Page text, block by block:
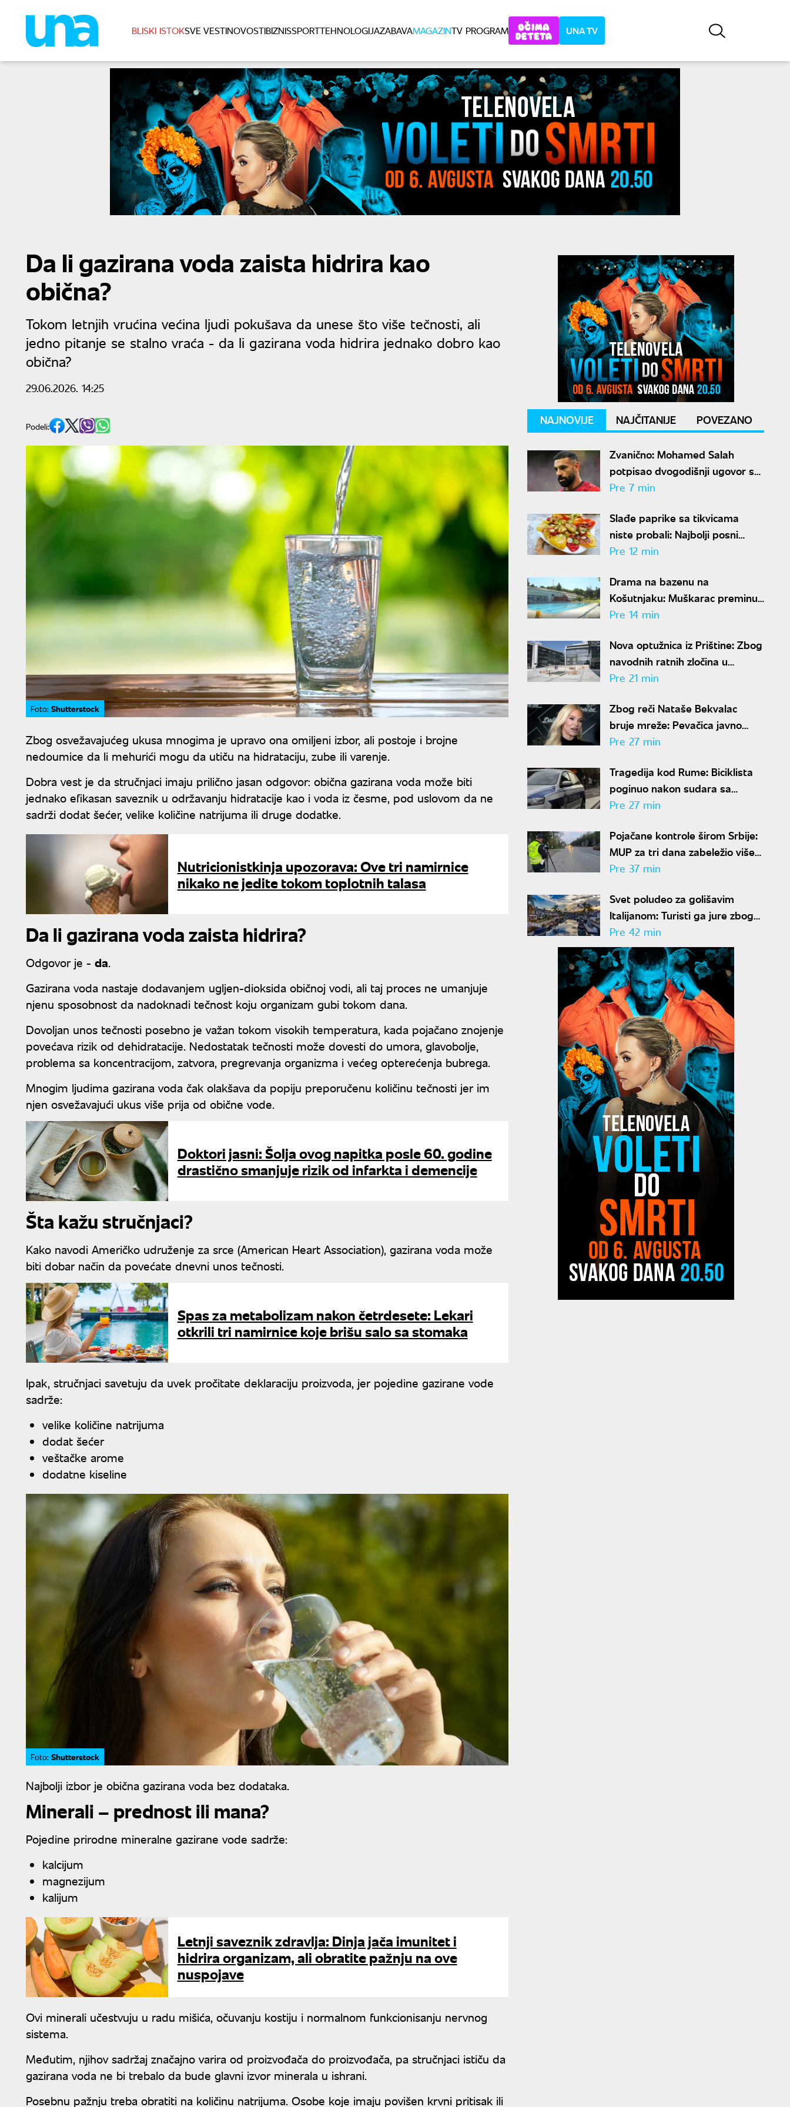
BLISKI ISTOKSVE VESTINOVOSTIBIZNISSPORTTEHNOLOGIJAZABAVAMAGAZINTV PROGRAM UNA TV
Da li gazirana voda zaista hidrira kao
obična?
Tokom letnjih vrućina većina ljudi pokušava da unese što više tečnosti, ali
jedno pitanje se stalno vraća - da li gazirana voda hidrira jednako dobro kao
obična?
29.06.2026. 14:25
Podeli:
Foto: Shutterstock
Zbog osvežavajućeg ukusa mnogima je upravo ona omiljeni izbor, ali postoje i brojne
nedoumice da li mehurići mogu da utiču na hidrataciju, zube ili varenje.
Dobra vest je da stručnjaci imaju prilično jasan odgovor: obična gazirana voda može biti
jednako efikasan saveznik u održavanju hidratacije kao i voda iz česme, pod uslovom da ne
sadrži dodat šećer, velike količine natrijuma ili druge dodatke.
Nutricionistkinja upozorava: Ove tri namirnice
nikako ne jedite tokom toplotnih talasa
Da li gazirana voda zaista hidrira?
Odgovor je - da.
Gazirana voda nastaje dodavanjem ugljen-dioksida običnoj vodi, ali taj proces ne umanjuje
njenu sposobnost da nadoknadi tečnost koju organizam gubi tokom dana.
Dovoljan unos tečnosti posebno je važan tokom visokih temperatura, kada pojačano znojenje
povećava rizik od dehidratacije. Nedostatak tečnosti može dovesti do umora, glavobolje,
problema sa koncentracijom, zatvora, pregrevanja organizma i većeg opterećenja bubrega.
Mnogim ljudima gazirana voda čak olakšava da popiju preporučenu količinu tečnosti jer im
njen osvežavajući ukus više prija od obične vode.
Doktori jasni: Šolja ovog napitka posle 60. godine
drastično smanjuje rizik od infarkta i demencije
Šta kažu stručnjaci?
Kako navodi Američko udruženje za srce (American Heart Association), gazirana voda može
biti dobar način da povećate dnevni unos tečnosti.
Spas za metabolizam nakon četrdesete: Lekari
otkrili tri namirnice koje brišu salo sa stomaka
Ipak, stručnjaci savetuju da uvek pročitate deklaraciju proizvoda, jer pojedine gazirane vode
sadrže:
velike količine natrijuma
dodat šećer
veštačke arome
dodatne kiseline
Foto: Shutterstock
Najbolji izbor je obična gazirana voda bez dodataka.
Minerali – prednost ili mana?
Pojedine prirodne mineralne gazirane vode sadrže:
kalcijum
magnezijum
kalijum
Letnji saveznik zdravlja: Dinja jača imunitet i
hidrira organizam, ali obratite pažnju na ove
nuspojave
Ovi minerali učestvuju u radu mišića, očuvanju kostiju i normalnom funkcionisanju nervnog
sistema.
Međutim, njihov sadržaj značajno varira od proizvođača do proizvođača, pa stručnjaci ističu da
gazirana voda ne bi trebalo da bude glavni izvor minerala u ishrani.
Posebnu pažnju treba obratiti na količinu natrijuma. Osobe koje imaju povišen krvni pritisak ili
NAJNOVIJE NAJČITANIJE POVEZANO
Zvanično: Mohamed Salah
potpisao dvogodišnji ugovor sa
Trabzonom
Pre 7 min
Slađe paprike sa tikvicama
niste probali: Najbolji posni
ručak iz tiganja koji se sprema
Pre 12 min
Drama na bazenu na
Košutnjaku: Muškarac preminuo
uprkos pokušaju reanimmacije
Pre 14 min
Nova optužnica iz Prištine: Zbog
navodnih ratnih zločina u
Đakovici terete 20 osoba
Pre 21 min
Zbog reči Nataše Bekvalac
bruje mreže: Pevačica javno
raskrinkala sve lažne moraliste
Pre 27 min
Tragedija kod Rume: Biciklista
poginuo nakon sudara sa
automobilom
Pre 27 min
Pojačane kontrole širom Srbije:
MUP za tri dana zabeležio više
od 19.000 prekoračenja brzine
Pre 37 min
Svet poludeo za golišavim
Italijanom: Turisti ga jure zbog
poruke na grudima, Bred Pit mu
šalje poruke, a "Guči" ga
obožava
Pre 42 min